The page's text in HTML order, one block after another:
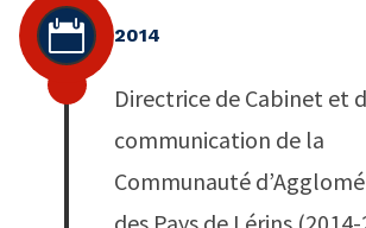
 2014
Directrice de Cabinet et
communication de la
Communauté